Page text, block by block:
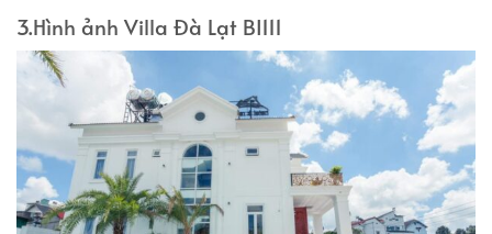
3.Hình ảnh Villa Đà Lạt BI111